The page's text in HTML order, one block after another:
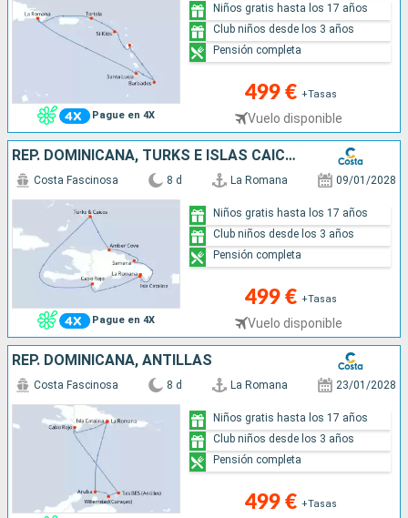
Pague en 4X
499 € +Tasas
Vuelo disponible
Niños gratis hasta los 17 años
Club niños desde los 3 años
Pensión completa
REP. DOMINICANA, TURKS E ISLAS CAICOS
Pague en 4X
Costa Fascinosa 8 d La Romana 09/01/2028
499 € +Tasas
Vuelo disponible
Niños gratis hasta los 17 años
Club niños desde los 3 años
Pensión completa
REP. DOMINICANA, ANTILLAS
Costa Fascinosa 8 d La Romana 23/01/2028
499 € +Tasas
Niños gratis hasta los 17 años
Club niños desde los 3 años
Pensión completa